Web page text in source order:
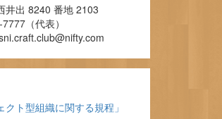
井出 8240 番地 2103
（代表）
クト型組織に関する規程」